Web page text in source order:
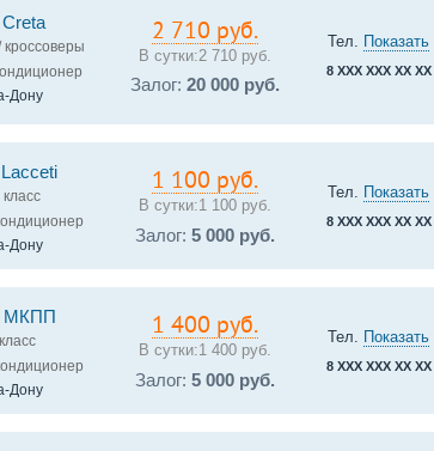
Дону
2 710 руб.
В сутки:2 710 руб.
Залог:20 000 руб.
Тел. Показать
8 XXX XXX XX XX
Дону
1 100 руб.
В сутки:1 100 руб.
Залог:5 000 руб.
Тел. Показать
8 XXX XXX XX XX
МКПП
Дону
1 400 руб.
В сутки:1 400 руб.
Залог:5 000 руб.
Тел. Показать
8 XXX XXX XX XX